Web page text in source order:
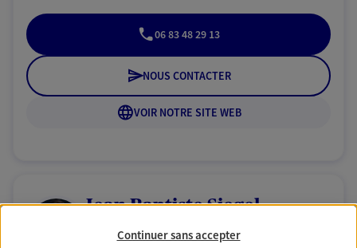
06 83 48 29 13
NOUS CONTACTER
VOIR NOTRE SITE WEB
Jean Baptiste Siegel
Agent général d'assurance exclusif AXA
Continuer sans accepter